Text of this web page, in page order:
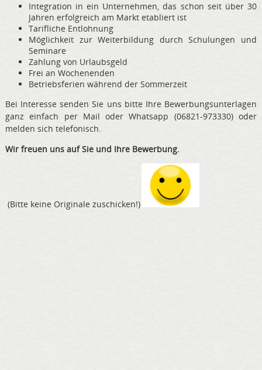
Integration in ein Unternehmen, das schon seit über 30
Jahren erfolgreich am Markt etabliert ist
Tarifliche Entlohnung
Möglichkeit zur Weiterbildung durch Schulungen und
Seminare
Zahlung von Urlaubsgeld
Frei an Wochenenden
Betriebsferien während der Sommerzeit
Bei Interesse senden Sie uns bitte Ihre Bewerbungsunterlagen
ganz einfach per Mail oder Whatsapp (06821-973330) oder
melden sich telefonisch.
Wir freuen uns auf Sie und Ihre Bewerbung.
(Bitte keine Originale zuschicken!)